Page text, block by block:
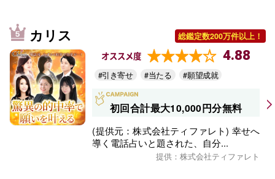
カリス 総鑑定数200万件以上！
オススメ度 4.88
#引き寄せ #当たる #願望成就
初回合計最大10,000円分無料
(提供元：株式会社ティファレト) 幸せへ
導く電話占いと題された、自分...
提供：株式会社ティファレト